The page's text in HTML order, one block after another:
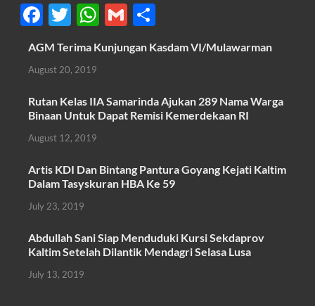
F
ac
e
b
o
o
k
T
w
itt
er
W
h
at
A
p
G
ail
h
ar
AGM Terima Kunjungan Kasdam VI/Mulawarman
August 20, 2019
Rutan Kelas IIA Samarinda Ajukan 289 Nama Warga
Binaan Untuk Dapat Remisi Kemerdekaan RI
August 12, 2019
Artis KDI Dan Bintang Pantura Goyang Kejati Kaltim
Dalam Tasyskuran HBA Ke 59
July 23, 2019
Abdullah Sani Siap Menduduki Kursi Sekdaprov
Kaltim Setelah Dilantik Mendagri Selasa Lusa
July 13, 2019